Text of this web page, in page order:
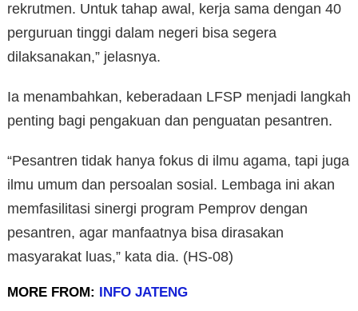
rekrutmen. Untuk tahap awal, kerja sama dengan 40
perguruan tinggi dalam negeri bisa segera
dilaksanakan,” jelasnya.
Ia menambahkan, keberadaan LFSP menjadi langkah
penting bagi pengakuan dan penguatan pesantren.
“Pesantren tidak hanya fokus di ilmu agama, tapi juga
ilmu umum dan persoalan sosial. Lembaga ini akan
memfasilitasi sinergi program Pemprov dengan
pesantren, agar manfaatnya bisa dirasakan
masyarakat luas,” kata dia. (HS-08)
MORE FROM: INFO JATENG